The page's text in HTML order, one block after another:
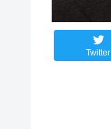
Twitter